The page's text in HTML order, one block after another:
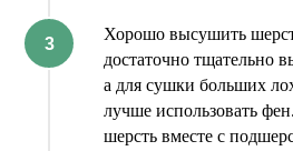
Хорошо высушить
достаточно тщательно
а для сушки больших
лучше использовать
шерсть вместе с